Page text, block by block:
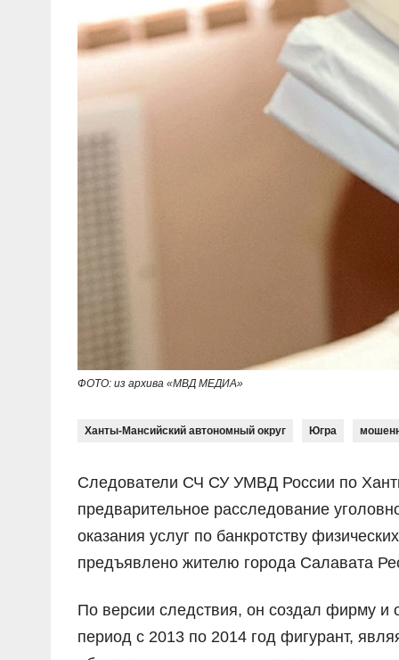
ФОТО: из архива «МВД МЕДИА»
Ханты-Мансийский автономный округ Югра
Следователи СЧ СУ УМВД России по
предварительное расследование
оказания услуг по банкротству
предъявлено жителю города Салавата
По версии следствия, он создал фирму и
период с 2013 по 2014 год фигурант,